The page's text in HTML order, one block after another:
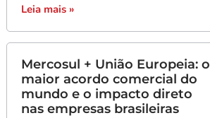
Leia mais »
Mercosul + União Europeia: o
maior acordo comercial do
mundo e o impacto direto
nas empresas brasileiras